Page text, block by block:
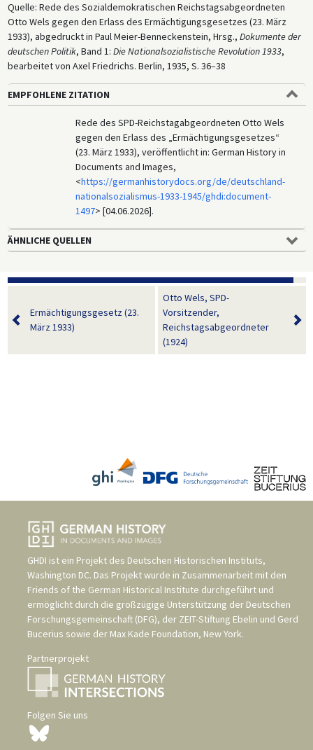
Quelle: Rede des Sozialdemokratischen Reichstagsabgeordneten
Otto Wels gegen den Erlass des Ermächtigungsgesetzes (23. März
1933), abgedruckt in Paul Meier-Benneckenstein, Hrsg., Dokumente der
deutschen Politik, Band 1: Die Nationalsozialistische Revolution 1933,
bearbeitet von Axel Friedrichs. Berlin, 1935, S. 36–38
EMPFOHLENE ZITATION
Rede des SPD-Reichstagabgeordneten Otto Wels
gegen den Erlass des „Ermächtigungsgesetzes“
(23. März 1933), veröffentlicht in: German History in
Documents and Images,
<https://germanhistorydocs.org/de/deutschland-
nationalsozialismus-1933-1945/ghdi:document-
1497> [04.06.2026].
ÄHNLICHE QUELLEN
Ermächtigungsgesetz (23.
März 1933)
Otto Wels, SPD-
Vorsitzender,
Reichstagsabgeordneter
(1924)
GHDI ist ein Projekt des Deutschen Historischen Instituts,
Washington DC. Das Projekt wurde in Zusammenarbeit mit den
Friends of the German Historical Institute durchgeführt und
ermöglicht durch die großzügige Unterstützung der Deutschen
Forschungsgemeinschaft (DFG), der ZEIT-Stiftung Ebelin und Gerd
Bucerius sowie der Max Kade Foundation, New York.
Partnerprojekt
Folgen Sie uns